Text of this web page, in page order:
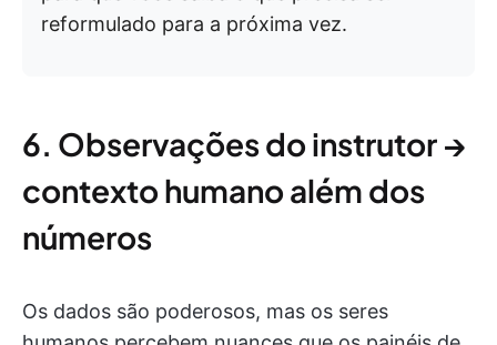
reformulado para a próxima vez.
6. Observações do instrutor →
contexto humano além dos
números
Os dados são poderosos, mas os seres